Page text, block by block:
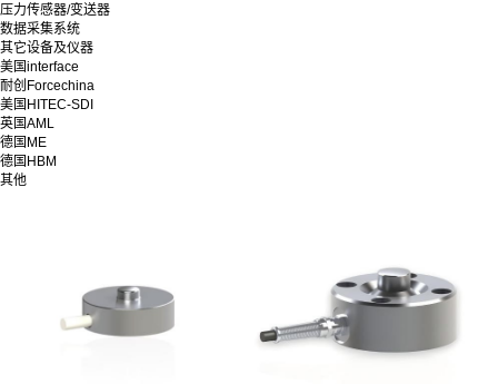
压力传感器/变送器
数据采集系统
其它设备及仪器
美国interface
耐创Forcechina
美国HITEC-SDI
英国AML
德国ME
德国HBM
其他